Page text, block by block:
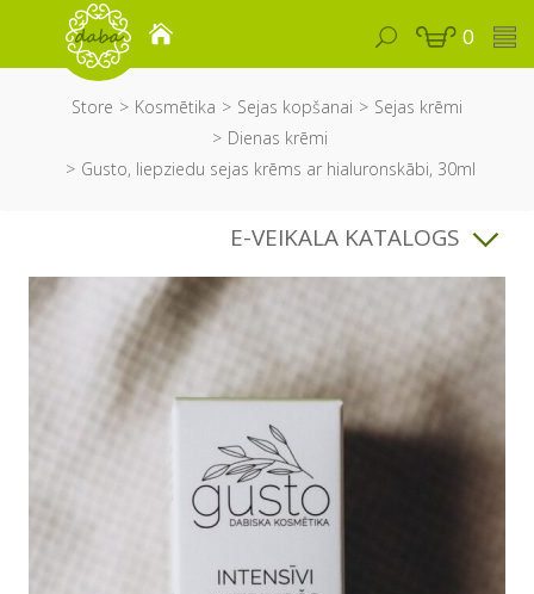
0
Store Kosmētika Sejas kopšanai
Sejas krēmi
Dienas krēmi
Gusto, liepziedu sejas krēms ar hialuronskābi, 30ml
E-VEIKALA KATALOGS